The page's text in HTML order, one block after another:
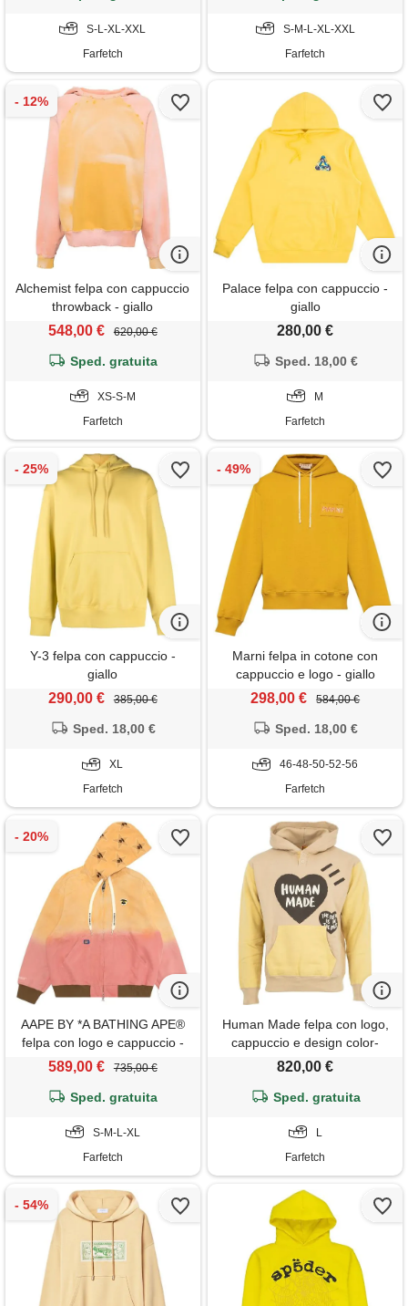
S-L-XL-XXL
Farfetch
S-M-L-XL-XXL
Farfetch
Alchemist felpa con cappuccio
throwback - giallo
548,00 € 620,00 €
Sped. gratuita
XS-S-M
Farfetch
Palace felpa con cappuccio -
giallo
280,00 €
Sped. 18,00 €
M
Farfetch
Y-3 felpa con cappuccio -
giallo
290,00 € 385,00 €
Sped. 18,00 €
XL
Farfetch
Marni felpa in cotone con
cappuccio e logo - giallo
298,00 € 584,00 €
Sped. 18,00 €
46-48-50-52-56
Farfetch
AAPE BY *A BATHING APE®
felpa con logo e cappuccio -
arancione
589,00 € 735,00 €
Sped. gratuita
S-M-L-XL
Farfetch
Human Made felpa con logo,
cappuccio e design color-
block - toni neutri
820,00 €
Sped. gratuita
L
Farfetch